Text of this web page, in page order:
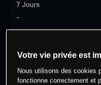
7 Jours
-
0 % des clients
cet actif
Votre vie privée est
Nous utilisons des cookies
fonctionne correctement et